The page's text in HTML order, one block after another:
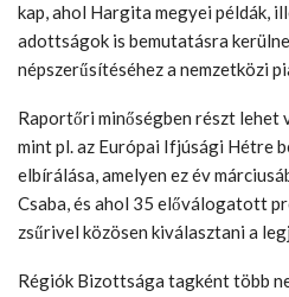
kap, ahol Hargita megyei példák,
adottságok is bemutatásra
népszerűsítéséhez a nemzetközi
Raportőri minőségben részt lehet
mint pl. az Európai Ifjúsági Hétre
elbírálása, amelyen ez év
Csaba, és ahol 35 előválogatott
zsűrivel közösen kiválasztani a
Régiók Bizottsága tagként több